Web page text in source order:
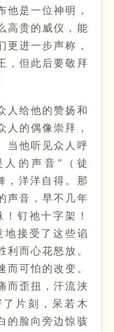
他是一位神明，
高贵的威仪，能
更进一步声称，
，但此后要敬拜
给他的赞扬和
人的偶像崇拜，
当他听见众人呼
的声音”（徒
，洋洋自得。那
声音，早不几年
钉祂十字架！
地接受了这些谄
利而心花怒放。
而可怕的改变。
而歪扭，汗流浃
片刻，呆若木
的脸向旁边惊骇